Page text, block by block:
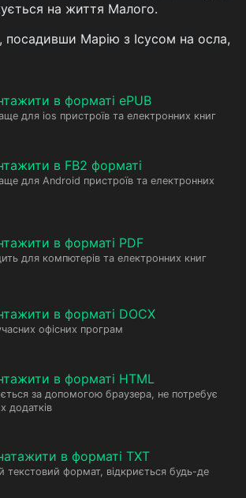
на життя Малого.
посадивши Марію з Ісусом на осла,
в форматі ePUB
для ios пристроїв та електронних книг
в FB2 форматі
для Android пристроїв та електронних
в форматі PDF
для компютерів та електронних книг
в форматі DOCX
офісних програм
в форматі HTML
за допомогою браузера, не потребує
додатків
в форматі TXT
текстовий формат, відкриється будь-де